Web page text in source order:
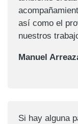
así como el
nuestros
Manuel
Si hay alguna